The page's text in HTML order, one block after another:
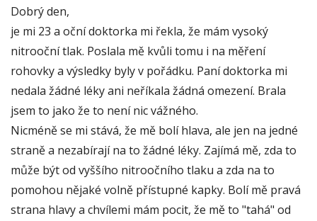
Dobrý den,
je mi 23 a oční doktorka mi řekla, že mám vysoký
nitrooční tlak. Poslala mě kvůli tomu i na měření
rohovky a výsledky byly v pořádku. Paní doktorka mi
nedala žádné léky ani neříkala žádná omezení. Brala
jsem to jako že to není nic vážného.
Nicméně se mi stává, že mě bolí hlava, ale jen na jedné
straně a nezabírají na to žádné léky. Zajímá mě, zda to
může být od vyššího nitroočního tlaku a zda na to
pomohou nějaké volně přístupné kapky. Bolí mě pravá
strana hlavy a chvílemi mám pocit, že mě to "tahá" od